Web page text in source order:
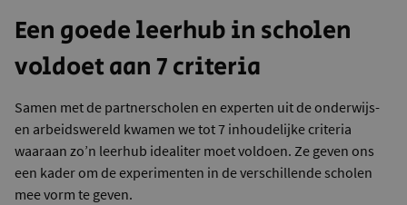
Een goede leerhub in scholen
voldoet aan 7 criteria
Samen met de partnerscholen en experten uit de onderwijs-
en arbeidswereld kwamen we tot 7 inhoudelijke criteria
waaraan zo’n leerhub idealiter moet voldoen. Ze geven ons
een kader om de experimenten in de verschillende scholen
mee vorm te geven.